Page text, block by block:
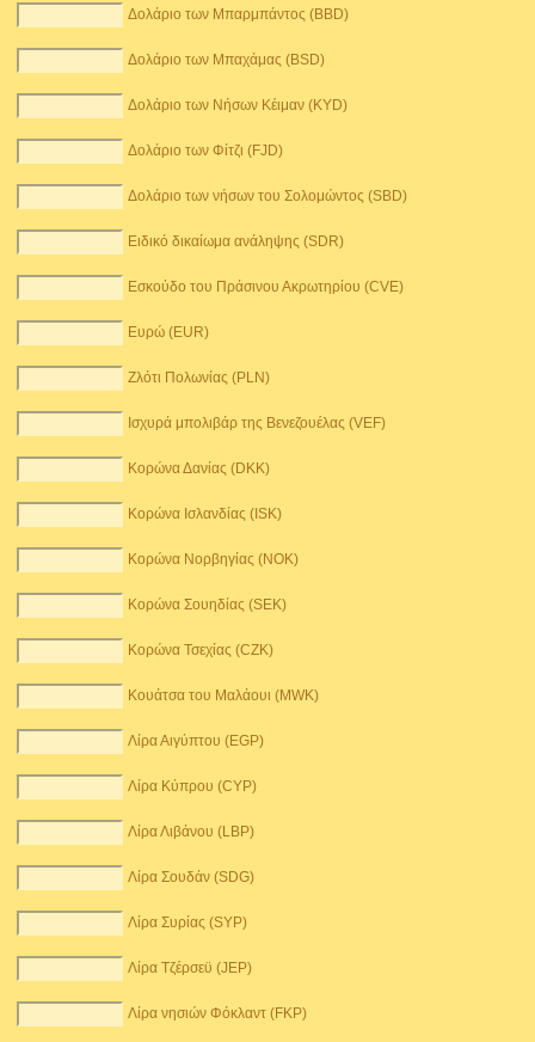
Δολάριο των Μπαρμπάντος (BBD)
Δολάριο των Μπαχάμας (BSD)
Δολάριο των Νήσων Κέιμαν (KYD)
Δολάριο των Φίτζι (FJD)
Δολάριο των νήσων του Σολομώντος (SBD)
Ειδικό δικαίωμα ανάληψης (SDR)
Εσκούδο του Πράσινου Ακρωτηρίου (CVE)
Ευρώ (EUR)
Ζλότι Πολωνίας (PLN)
Ισχυρά μπολιβάρ της Βενεζουέλας (VEF)
Κορώνα Δανίας (DKK)
Κορώνα Ισλανδίας (ISK)
Κορώνα Νορβηγίας (NOK)
Κορώνα Σουηδίας (SEK)
Κορώνα Τσεχίας (CZK)
Κουάτσα του Μαλάουι (MWK)
Λίρα Αιγύπτου (EGP)
Λίρα Κύπρου (CYP)
Λίρα Λιβάνου (LBP)
Λίρα Σουδάν (SDG)
Λίρα Συρίας (SYP)
Λίρα Τζέρσεϋ (JEP)
Λίρα νησιών Φόκλαντ (FKP)